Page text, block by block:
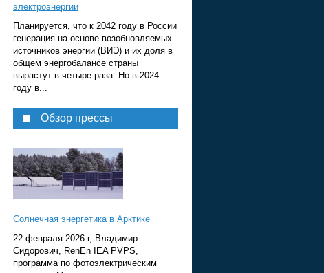
электроэнергии
Планируется, что к 2042 году в России
генерация на основе возобновляемых
источников энергии (ВИЭ) и их доля в
общем энергобалансе страны
вырастут в четыре раза. Но в 2024
году в...
Обзор прессы
Солнечная энергетика в Арктике
22 февраля 2026 г, Владимир
Сидорович, RenEn IEA PVPS,
программа по фотоэлектрическим